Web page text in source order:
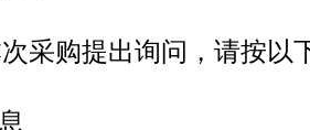
购提出询问，请按以